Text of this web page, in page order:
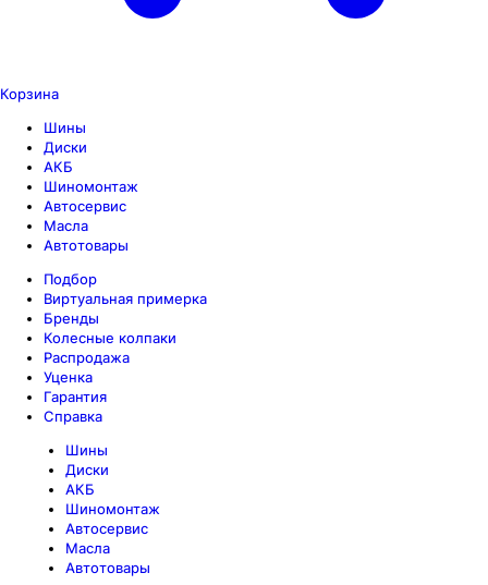
Корзина
Шины
Диски
АКБ
Шиномонтаж
Автосервис
Масла
Автотовары
Подбор
Виртуальная примерка
Бренды
Колесные колпаки
Распродажа
Уценка
Гарантия
Справка
Шины
Диски
АКБ
Шиномонтаж
Автосервис
Масла
Автотовары